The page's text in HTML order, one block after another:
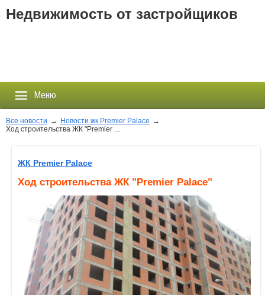
Недвижимость от застройщиков
Меню
Новостройки
События
Агентства
Объявления
Все новости → Новости жк Premier Palace →
Ход строительства ЖК "Premier ...
ЖК Premier Palace
Ход строительства ЖК "Premier Palace"